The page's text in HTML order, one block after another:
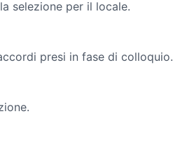
selezione per il locale.
presi in fase di colloquio.